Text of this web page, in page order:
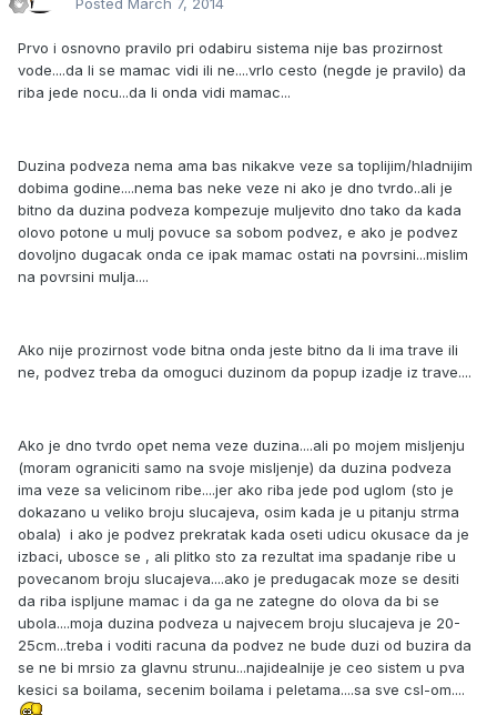
Posted March 7, 2014
Prvo i osnovno pravilo pri odabiru sistema nije bas prozirnost
vode....da li se mamac vidi ili ne....vrlo cesto (negde je pravilo) da
riba jede nocu...da li onda vidi mamac...
Duzina podveza nema ama bas nikakve veze sa toplijim/hladnijim
dobima godine....nema bas neke veze ni ako je dno tvrdo..ali je
bitno da duzina podveza kompezuje muljevito dno tako da kada
olovo potone u mulj povuce sa sobom podvez, e ako je podvez
dovoljno dugacak onda ce ipak mamac ostati na povrsini...mislim
na povrsini mulja....
Ako nije prozirnost vode bitna onda jeste bitno da li ima trave ili
ne, podvez treba da omoguci duzinom da popup izadje iz trave....
Ako je dno tvrdo opet nema veze duzina....ali po mojem misljenju
(moram ograniciti samo na svoje misljenje) da duzina podveza
ima veze sa velicinom ribe....jer ako riba jede pod uglom (sto je
dokazano u veliko broju slucajeva, osim kada je u pitanju strma
obala) i ako je podvez prekratak kada oseti udicu okusace da je
izbaci, ubosce se , ali plitko sto za rezultat ima spadanje ribe u
povecanom broju slucajeva....ako je predugacak moze se desiti
da riba ispljune mamac i da ga ne zategne do olova da bi se
ubola....moja duzina podveza u najvecem broju slucajeva je 20-
25cm...treba i voditi racuna da podvez ne bude duzi od buzira da
se ne bi mrsio za glavnu strunu...najidealnije je ceo sistem u pva
kesici sa boilama, secenim boilama i peletama....sa sve csl-om....